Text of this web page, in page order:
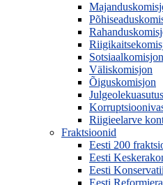
Sotsiaalkomisjon
Väliskomisjon
Õiguskomisjon
Riigieelarve
Fraktsioonid
Eesti 200
Eesti
Eesti
Eesti